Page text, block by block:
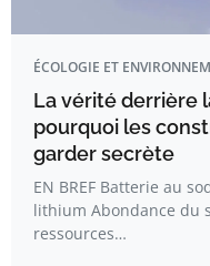
ÉCOLOGIE ET
La vérité derrière
pourquoi les
garder secrète
EN BREF Batterie au
lithium Abondance du
ressources…